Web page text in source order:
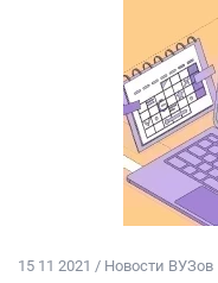
15 11 2021 / Новости ВУЗов